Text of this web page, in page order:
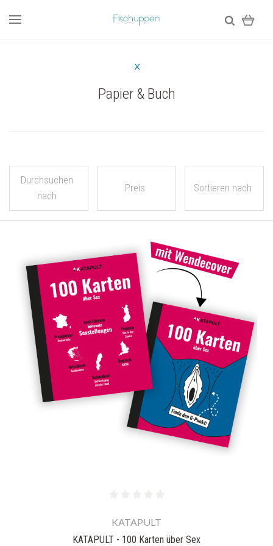
Papier & Buch
Durchsuchen
nach
Preis Sortieren nach
KATAPULT
KATAPULT - 100 Karten über Sex